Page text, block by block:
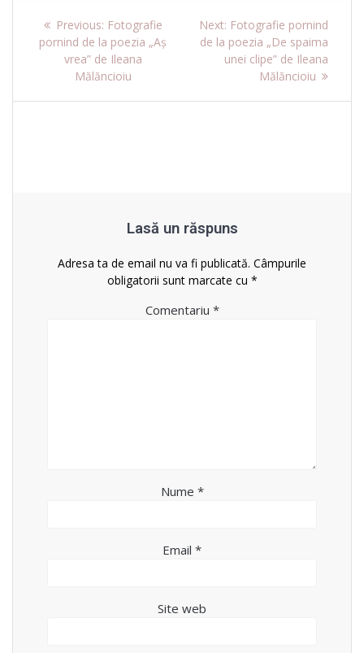
Navigare
articole
Previous: Previous
post:
Fotografie
pornind de la poezia „Aș
vrea” de Ileana
Mălăncioiu
Next: Next
post:
Fotografie pornind
de la poezia „De spaima
unei clipe” de Ileana
Mălăncioiu
Lasă un răspuns
Adresa ta de email nu va fi publicată. Câmpurile
obligatorii sunt marcate cu *
Comentariu *
Nume *
Email *
Site web